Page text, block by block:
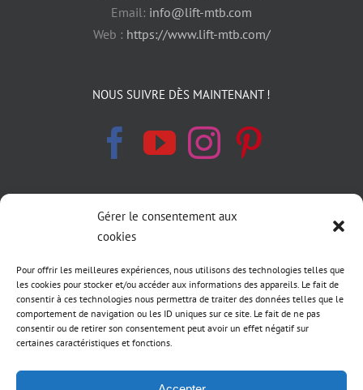
Gérer le consentement aux
cookies
Pour offrir les meilleures expériences, nous utilisons des technologies telles que
les cookies pour stocker et/ou accéder aux informations des appareils. Le fait de
consentir à ces technologies nous permettra de traiter des données telles que le
comportement de navigation ou les ID uniques sur ce site. Le fait de ne pas
consentir ou de retirer son consentement peut avoir un effet négatif sur
certaines caractéristiques et fonctions.
Email: info@lift-mtb.com
Web : https://www.lift-mtb.com/
NOUS SUIVRE DÈS MAINTENANT !
INFORMATIONS LÉGALES
Politique de cookies
Déclaration de confidentialité
Conditions générale de vente LIFT MTB